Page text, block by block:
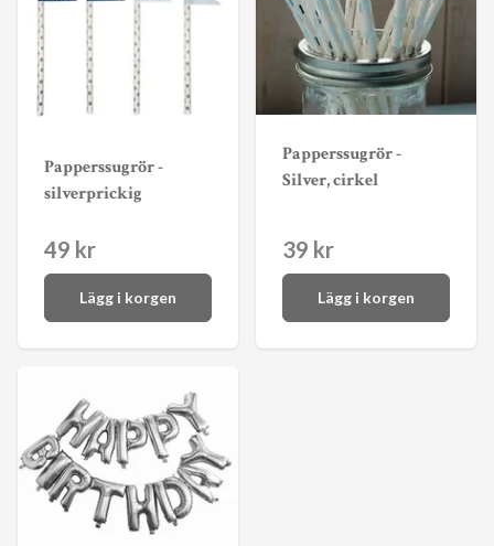
Papperssugrör -
silverprickig
49 kr
Lägg i korgen
Papperssugrör -
Silver, cirkel
39 kr
Lägg i korgen